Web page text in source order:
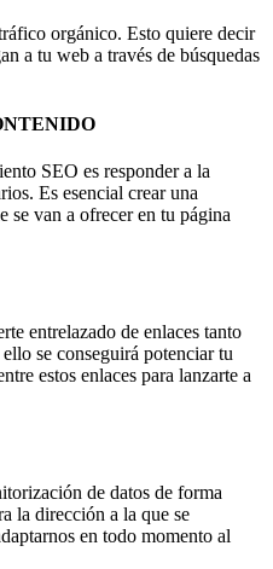
orgánico. Esto quiere decir
a tu web a través de búsquedas
SEO es responder a la
Es esencial crear una
se van a ofrecer en tu página
entrelazado de enlaces tanto
se conseguirá potenciar tu
estos enlaces para lanzarte a
de datos de forma
la dirección a la que se
en todo momento al